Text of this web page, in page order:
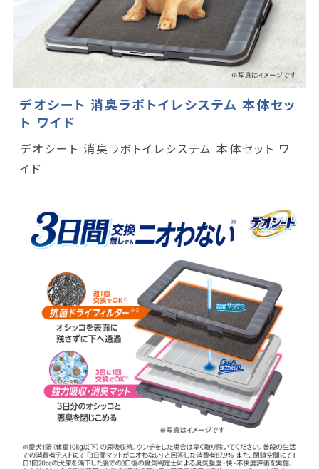
デオシート 消臭ラボトイレシステム 本体セッ
ト ワイド
デオシート 消臭ラボトイレシステム 本体セット ワ
イド